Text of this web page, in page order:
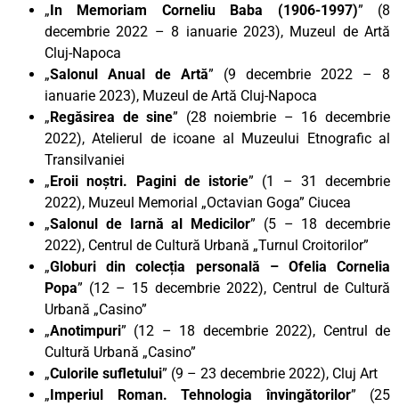
„In Memoriam Corneliu Baba (1906-1997)” (8
decembrie 2022 – 8 ianuarie 2023), Muzeul de Artă
Cluj-Napoca
„Salonul Anual de Artă” (9 decembrie 2022 – 8
ianuarie 2023), Muzeul de Artă Cluj-Napoca
„Regăsirea de sine” (28 noiembrie – 16 decembrie
2022), Atelierul de icoane al Muzeului Etnografic al
Transilvaniei
„Eroii noștri. Pagini de istorie” (1 – 31 decembrie
2022), Muzeul Memorial „Octavian Goga” Ciucea
„Salonul de Iarnă al Medicilor” (5 – 18 decembrie
2022), Centrul de Cultură Urbană „Turnul Croitorilor”
„Globuri din colecția personală – Ofelia Cornelia
Popa” (12 – 15 decembrie 2022), Centrul de Cultură
Urbană „Casino”
„Anotimpuri” (12 – 18 decembrie 2022), Centrul de
Cultură Urbană „Casino”
„Culorile sufletului” (9 – 23 decembrie 2022), Cluj Art
„Imperiul Roman. Tehnologia învingătorilor” (25